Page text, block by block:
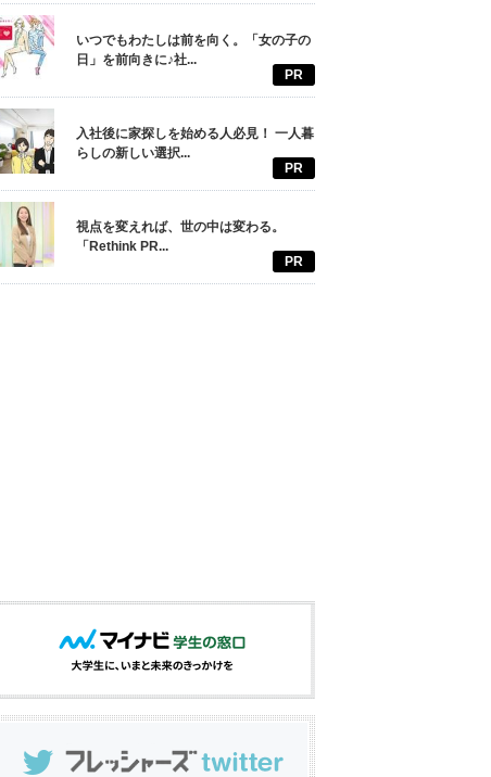
いつでもわたしは前を向く。「女の子の
日」を前向きに♪社...
PR
入社後に家探しを始める人必見！ 一人暮
らしの新しい選択...
PR
視点を変えれば、世の中は変わる。
「Rethink PR...
PR